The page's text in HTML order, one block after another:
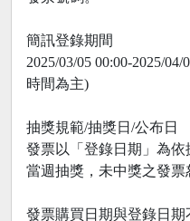
簡訊登錄期間
2025/03/05 00:00-2025/
時間為主)
抽獎規範/抽獎日/公布日
發票以「登錄日期」為
當週抽獎，未中獎之發票
發票購買日期與登錄日